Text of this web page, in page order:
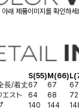
래 제품이미지를 확인하
S(55)M(66)
長/着丈67 67
67
スト 64 68
72
140 144